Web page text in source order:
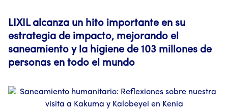
LIXIL alcanza un hito importante en su
estrategia de impacto, mejorando el
saneamiento y la higiene de 103 millones de
personas en todo el mundo